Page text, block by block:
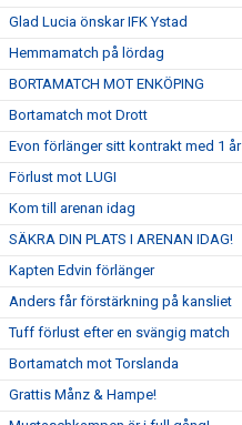
Glad Lucia önskar IFK Ystad
Hemmamatch på lördag
BORTAMATCH MOT ENKÖPING
Bortamatch mot Drott
Evon förlänger sitt kontrakt med 1 år
Förlust mot LUGI
Kom till arenan idag
SÄKRA DIN PLATS I ARENAN IDAG!
Kapten Edvin förlänger
Anders får förstärkning på kansliet
Tuff förlust efter en svängig match
Bortamatch mot Torslanda
Grattis Månz & Hampe!